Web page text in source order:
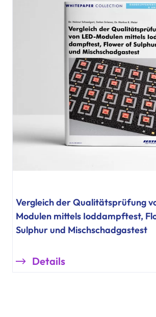
Vergleich der Qualitätsprüfung
Modulen mittels Ioddampftest,
Sulphur und Mischschadgastest
Details